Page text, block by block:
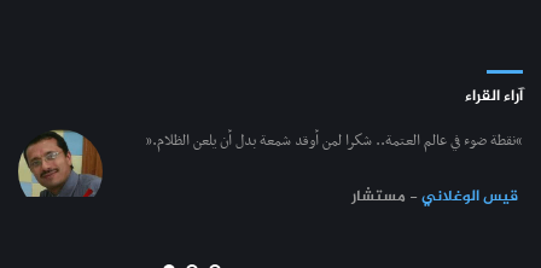
آراء القراء
“نقطة ضوء في عالم العتمة.. شكرا لمن أوقد شمعة بدل أن يلعن الظلام.”
قيس الوغلاني- مستشار